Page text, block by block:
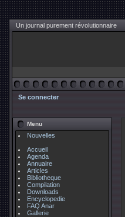
Un journal purement révolutionnaire
Se connecter
Menu
Nouvelles
Accueil
Agenda
Annuaire
Articles
Bibliotheque
Compilation
Downloads
Encyclopedie
FAQ Anar
Gallerie